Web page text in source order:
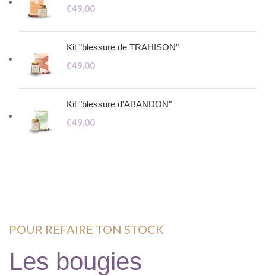
€49,00
Kit "blessure de TRAHISON"
€49,00
Kit "blessure d'ABANDON"
€49,00
POUR REFAIRE TON STOCK
Les bougies